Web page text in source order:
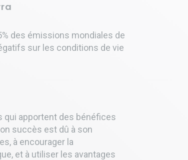
des émissions mondiales de
sur les conditions de vie
apportent des bénéfices
succès est dû à son
à encourager la
et à utiliser les avantages